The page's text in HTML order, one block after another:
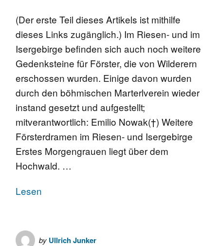
(Der erste Teil dieses Artikels ist mithilfe
dieses Links zugänglich.) Im Riesen- und im
Isergebirge befinden sich auch noch weitere
Gedenksteine für Förster, die von Wilderern
erschossen wurden. Einige davon wurden
durch den böhmischen Marterlverein wieder
instand gesetzt und aufgestellt;
mitverantwortlich: Emilio Nowak(†) Weitere
Försterdramen im Riesen- und Isergebirge
Erstes Morgengrauen liegt über dem
Hochwald. …
Lesen
by Ullrich Junker